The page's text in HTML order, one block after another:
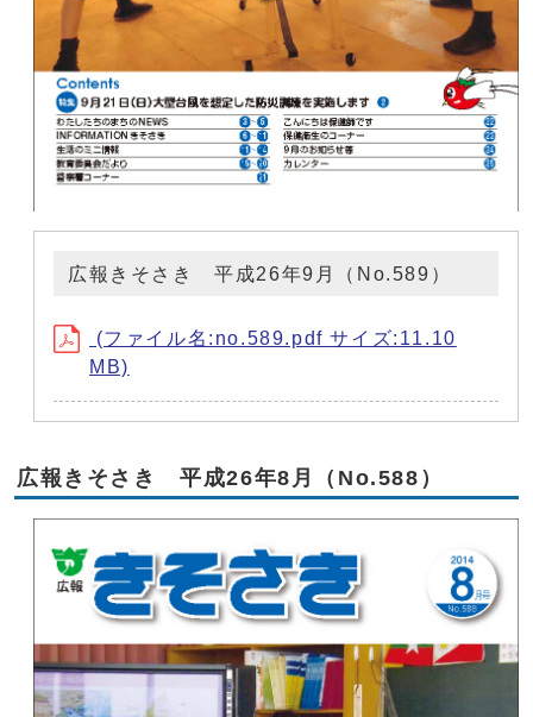
広報きそさき 平成26年9月（No.589）
(ファイル名:no.589.pdf サイズ:11.10
MB)
広報きそさき 平成26年8月（No.588）